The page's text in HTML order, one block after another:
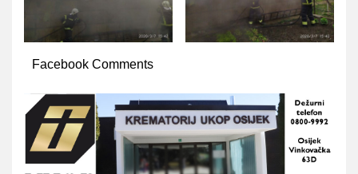
Facebook Comments